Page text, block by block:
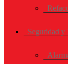
Seguridad y